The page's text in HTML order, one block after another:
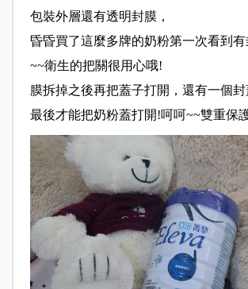
包裝外層還有透明封膜，
昏昏買了這麼多牌的奶粉第一次看到
~~衛生的把關很用心哦!
膜拆掉之後再把蓋子打開，還有一個封
最後才能把奶粉蓋打開!呵呵~~雙重保